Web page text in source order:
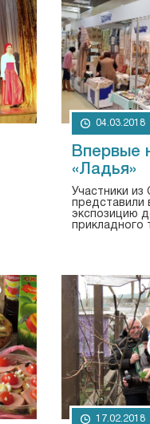
04.03.2018
Впервые
«Ладья»
Участники из
представили
экспозицию
прикладного
17.02.2018